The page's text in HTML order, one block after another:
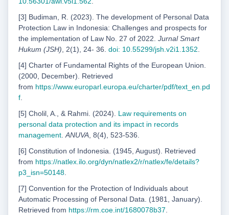
[3] Budiman, R. (2023). The development of Personal Data
Protection Law in Indonesia: Challenges and prospects for
the implementation of Law No. 27 of 2022. Jurnal Smart
Hukum (JSH), 2(1), 24- 36. doi: 10.55299/jsh.v2i1.1352.
[4] Charter of Fundamental Rights of the European Union.
(2000, December). Retrieved
from https://www.europarl.europa.eu/charter/pdf/text_en.pd
f.
[5] Cholil, A., & Rahmi. (2024). Law requirements on
personal data protection and its impact in records
management.ANUVA, 8(4), 523-536.
[6] Constitution of Indonesia. (1945, August). Retrieved
from https://natlex.ilo.org/dyn/natlex2/r/natlex/fe/details?
p3_isn=50148.
[7] Convention for the Protection of Individuals about
Automatic Processing of Personal Data. (1981, January).
Retrieved from https://rm.coe.int/1680078b37.